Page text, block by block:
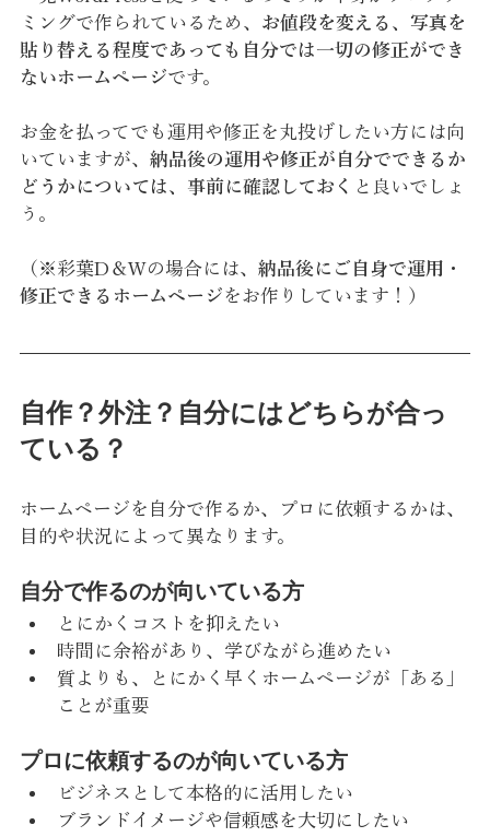
ミングで作られているため、 お値段を変える、写真を
貼り替える程度であっても自分では一切の修正ができ
ないホームページです。
お金を払ってでも運用や修正を丸投げしたい方には向
いていますが、 納品後の運用や修正が自分でできるか
どうかについては、事前に確認しておく と良いでしょ
う。
（※彩葉D＆Wの場合には、 納品後にご自身で運用・
修正できるホームページをお作りしています！）
自作？外注？自分にはどちらが合っ
ている？
ホームページを自分で作るか、プロに依頼するかは、
目的や状況によって異なります。
自分で作るのが向いている方
とにかくコストを抑えたい
時間に余裕があり、学びながら進めたい
質よりも、とにかく早くホームページが「ある」
ことが重要
プロに依頼するのが向いている方
ビジネスとして本格的に活用したい
ブランドイメージや信頼感を大切にしたい